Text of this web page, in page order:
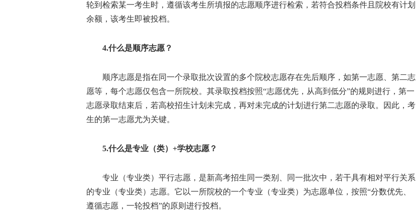
轮到检索某一考生时，遵循该考生所填报的志愿顺序进行检索，若符合投档条件且院校有计划
余额，该考生即被投档。
4.什么是顺序志愿？
顺序志愿是指在同一个录取批次设置的多个院校志愿存在先后顺序，如第一志愿、第二志
愿等，每个志愿仅包含一所院校。其录取投档按照“志愿优先，从高到低分”的规则进行，第一
志愿录取结束后，若高校招生计划未完成，再对未完成的计划进行第二志愿的录取。因此，考
生的第一志愿尤为关键。
5.什么是专业（类）+学校志愿？
专业（专业类）平行志愿，是新高考招生同一类别、同一批次中，若干具有相对平行关系
的专业（专业类）志愿。它以一所院校的一个专业（专业类）为志愿单位，按照“分数优先、
遵循志愿，一轮投档”的原则进行投档。